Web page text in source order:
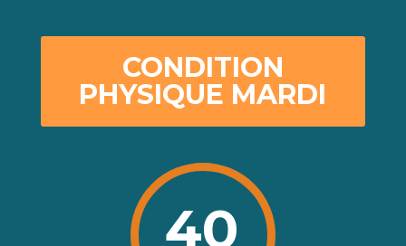
CONDITION
PHYSIQUE MARDI
40